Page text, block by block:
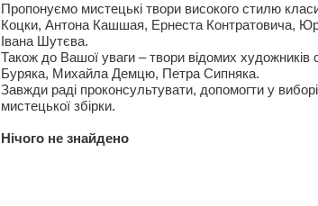
Пропонуємо мистецькі твори високого стилю
Коцки, Антона Кашшая, Ернеста Контратовича,
Івана Шутєва.
Також до Вашої уваги – твори відомих художників
Буряка, Михайла Демцю, Петра Сипняка.
Завжди раді проконсультувати, допомогти у
мистецької збірки.
Нiчого не знайдено